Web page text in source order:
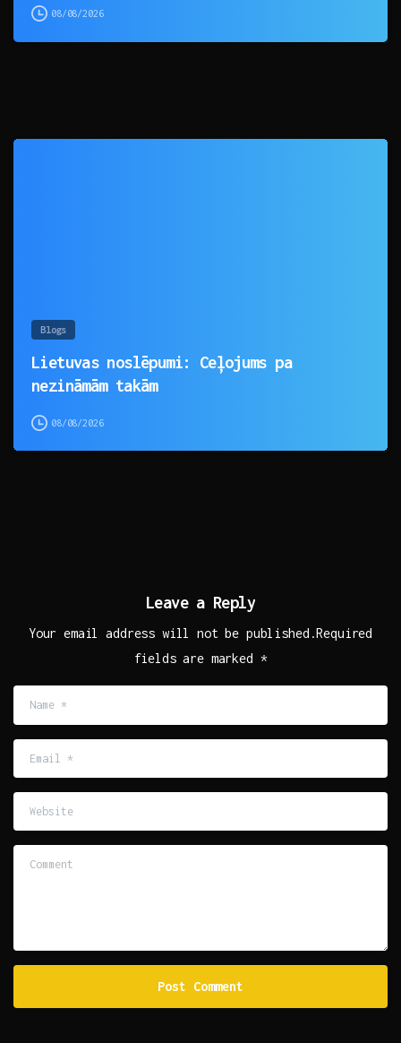
08/08/2026
Blogs
Lietuvas noslēpumi: Ceļojums pa
nezināmām takām
08/08/2026
Leave a Reply
Your email address will not be published.Required
fields are marked *
*
Website